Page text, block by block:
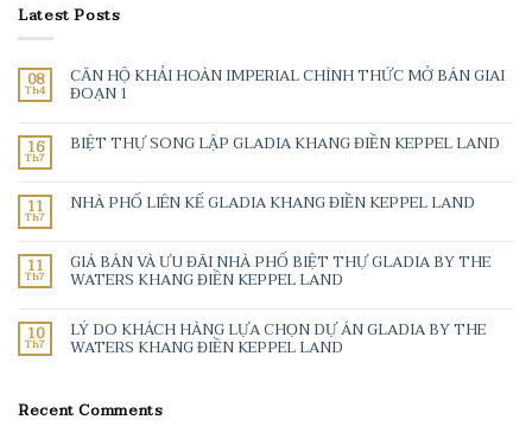
Latest Posts
08
Th4
CĂN HỘ KHẢI HOÀN IMPERIAL CHÍNH THỨC MỞ BÁN GIAI
ĐOẠN 1
16
Th7
BIỆT THỰ SONG LẬP GLADIA KHANG ĐIỀN KEPPEL LAND
11
Th7
NHÀ PHỐ LIÊN KẾ GLADIA KHANG ĐIỀN KEPPEL LAND
11
Th7
GIÁ BÁN VÀ ƯU ĐÃI NHÀ PHỐ BIỆT THỰ GLADIA BY THE
WATERS KHANG ĐIỀN KEPPEL LAND
10
Th7
LÝ DO KHÁCH HÀNG LỰA CHỌN DỰ ÁN GLADIA BY THE
WATERS KHANG ĐIỀN KEPPEL LAND
Recent Comments